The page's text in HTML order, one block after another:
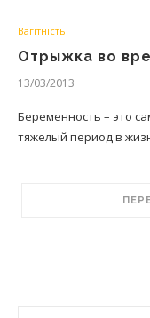
Вагітність
Отрыжка во
13/03/2013
Беременность – это
тяжелый период в